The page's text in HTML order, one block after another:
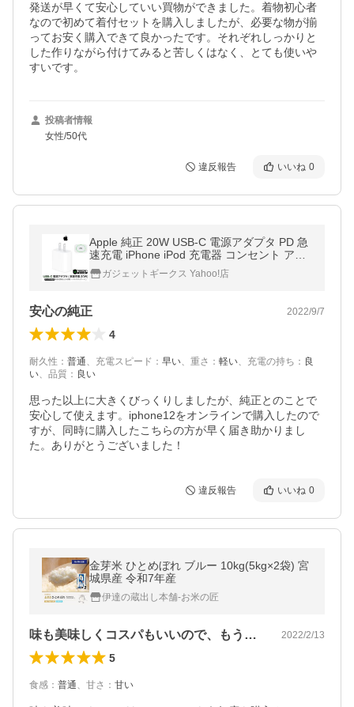
発送が早くて安心していい買物ができました。着物初心者
なので初めて着付セットを購入しましたが、必要な物が揃
ってお安く購入できて良かったです。それぞれしっかりと
した作りながら付けてみると苦しくはなく、とても使いや
すいです。
投稿者情報
女性/50代
違反報告 いいね 0
Apple 純正 20W USB-C 電源アダプタ PD 急
速充電 iPhone iPod 充電器 コンセント アッ
プル iphone充電器純正品 アダプター iphone
充電器 純正品 爆買
ガジェットギークス Yahoo!店
安心の純正 2022/9/7
4
耐久性 ： 普通、 充電スピード ： 早い、 重さ ： 軽い、 充電の持ち ： 良
い、 品質 ： 良い
思った以上に大きくびっくりしましたが、純正とのことで
安心して使えます。iphone12をオンラインで購入したので
すが、同時に購入したこちらの方が早く届き助かりまし
た。ありがとうございました！
違反報告 いいね 0
金芽米 ひとめぼれ ブルー 10kg(5kg×2袋) 宮
城県産 令和7年産
伊達の蔵出し本舗-お米の匠
味も美味しくコスパもいいので、もう何度… 2022/2/13
5
食感 ： 普通、 甘さ ： 甘い